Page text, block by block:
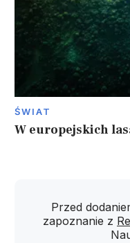
ŚWIAT
W europejskich
Przed
zapoznanie z